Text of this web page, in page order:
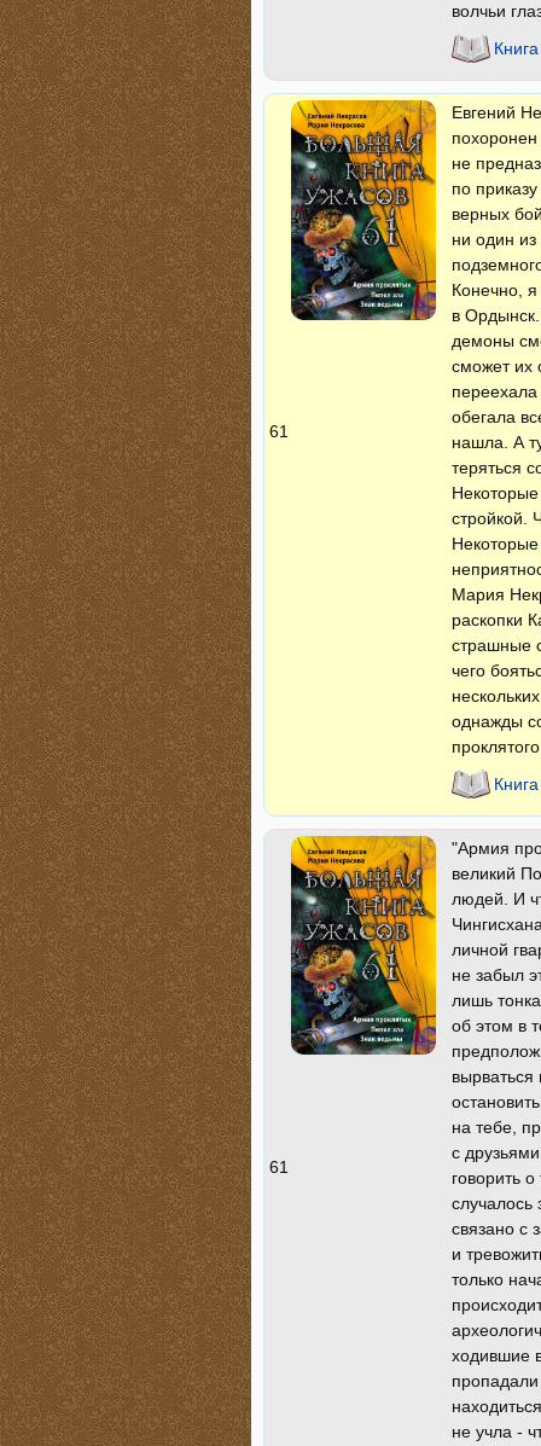
волчьи
61
Евгений
не
по
верных
ни один
Конечно, я
в Ордынск.
демоны
сможет их
обегала
нашла. А
теряться
стройкой.
Некоторые
Мария
раскопки
страшные
чего
однажды
61
"Армия
великий
людей. И
личной
не забыл
лишь
об этом в
на тебе,
с
говорить
случалось
связано с
и
только
ходившие
не учла -